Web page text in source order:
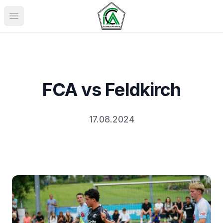
Menü öffnen
FCA vs Feldkirch
17.08.2024